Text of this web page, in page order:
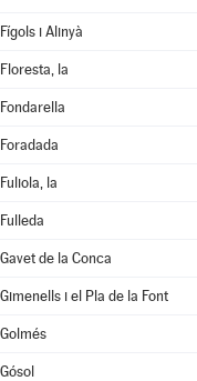
Fígols i Alinyà
Floresta, la
Fondarella
Foradada
Fuliola, la
Fulleda
Gavet de la Conca
Gimenells i el Pla de la Font
Golmés
Gósol